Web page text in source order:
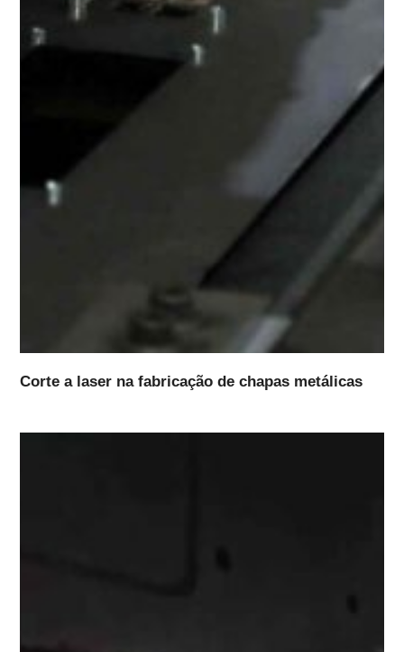
Corte a laser na fabricação de chapas metálicas